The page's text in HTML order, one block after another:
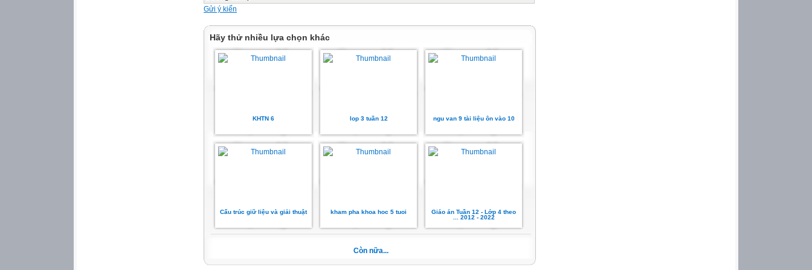
………………………
Câu 5. Cho …… + 37 = 123. Số thích hợp điền vào chỗ chấm là
………………………
Câu 6. Lớp 3A có 20 học sinh xếp thành hai hàng. Hỏi mỗi hàng
có bao nhiêu học sinh?
PHIẾU BÀI TOÁNTẬP SỐ 3
Bài 1. Hoàn thành bảng nhân 3
3x1=3
3 x 8 = …..
3 x 9 = ….
Bài 2. Hoàn thành bảng chia 3
Gửi ý kiến
Hãy thử nhiều lựa chọn khác
KHTN 6 lop 3 tuần 12 ngu van 9 tài liệu ôn vào 10
Cấu trúc giữ liệu và giải thuật kham pha khoa hoc 5 tuoi
Giáo án Tuần 12 - Lớp 4 theo
... 2012 - 2022
Còn nữa...